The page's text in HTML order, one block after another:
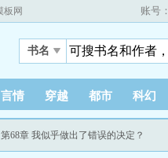
板网 账号：
书名
言情 穿越 都市 科幻
阅读记录
68章 我似乎做出了错误的决定？